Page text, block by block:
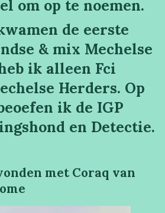
om op te noemen.
de eerste
& mix Mechelse
ik alleen Fci
Herders. Op
ik de IGP
en Detectie.
met Coraq van